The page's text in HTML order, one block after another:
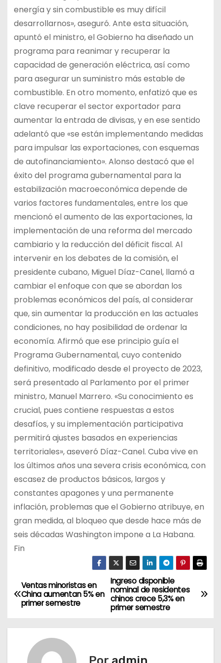
energía y sin combustible es muy difícil
desarrollarnos», aseguró. Ante esta situación,
apuntó el ministro, el Gobierno ha diseñado un
programa para reanimar y recuperar la
capacidad de generación eléctrica, así como
para asegurar un suministro más estable de
combustible. En otro momento, enfatizó que es
clave recuperar el sector exportador para
aumentar la entrada de divisas, y en ese sentido
adelantó que «se están implementando medidas
para impulsar las exportaciones, con esquemas
de autofinanciamiento». Alonso destacó que el
éxito del programa gubernamental para la
estabilización macroeconómica depende de
varios factores fundamentales, entre los que
mencionó el aumento de las exportaciones, la
implementación de una reforma del mercado
cambiario y la reducción del déficit fiscal. Al
intervenir en los debates de la comisión, el
presidente cubano, Miguel Díaz-Canel, llamó a
cambiar el enfoque con que se abordan los
problemas económicos del país, al considerar
que, sin aumentar la producción en las actuales
condiciones, no hay posibilidad de ordenar la
economía. Afirmó que ese principio guía el
Programa Gubernamental, cuyo contenido
definitivo, modificado desde el proyecto de 2023,
será presentado al Parlamento por el primer
ministro, Manuel Marrero. «Su conocimiento es
crucial, pues contiene respuestas a estos
desafíos, y su implementación participativa
permitirá ajustes basados en experiencias
territoriales», aseveró Díaz-Canel. Cuba vive en
los últimos años una severa crisis económica, con
escasez de productos básicos, largos y
constantes apagones y una permanente
inflación, problemas que el Gobierno atribuye, en
gran medida, al bloqueo que desde hace más de
seis décadas Washington impone a La Habana.
Fin
N
a
v
Ingreso disponible
nominal de residentes
chinos crece 5,3% en
primer semestre
Ventas minoristas en
China aumentan 5% en
primer semestre